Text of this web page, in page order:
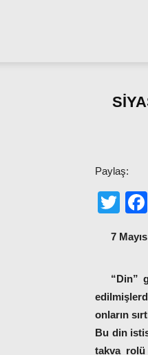
Paylaş:
7
“Din”
onların
Bu din
takva rolü